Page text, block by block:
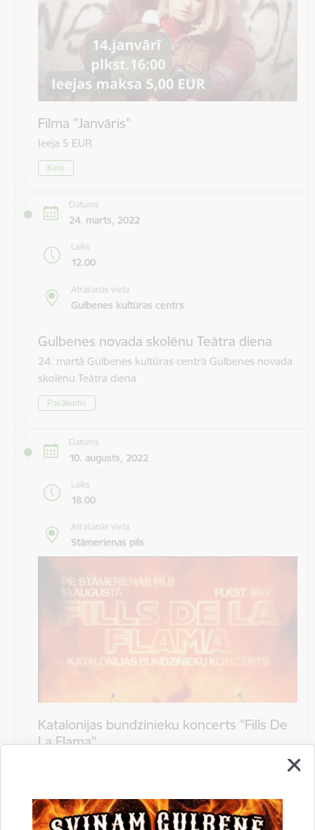
Filma "Janvāris"
Ieeja 5 EUR
Kino
Datums
24. marts, 2022
Laiks
12.00
Atrašanās vieta
Gulbenes kultūras centrs
Gulbenes novada skolēnu Teātra diena
24. martā Gulbenes kultūras centrā Gulbenes novada
skolēnu Teātra diena
Pasākums
Datums
10. augusts, 2022
Laiks
18.00
Atrašanās vieta
Stāmerienas pils
Katalonijas bundzinieku koncerts "Fills De
La Flama"
Koncerts